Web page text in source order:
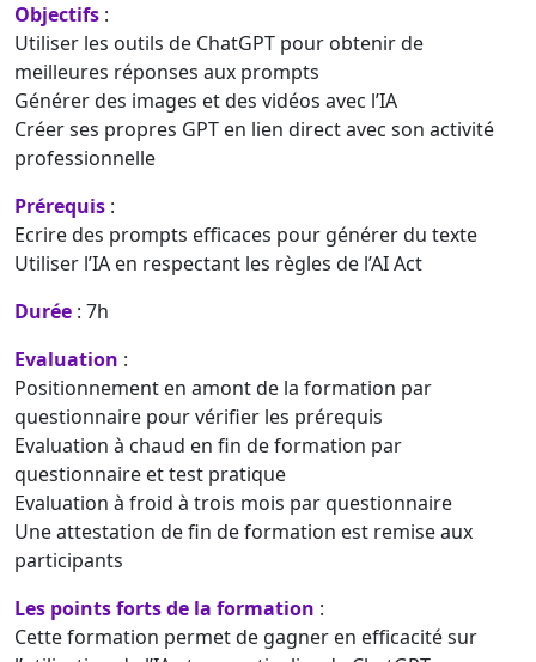
Objectifs :
Utiliser les outils de ChatGPT pour obtenir de
meilleures réponses aux prompts
Générer des images et des vidéos avec l’IA
Créer ses propres GPT en lien direct avec son activité
professionnelle
Prérequis :
Ecrire des prompts efficaces pour générer du texte
Utiliser l’IA en respectant les règles de l’AI Act
Durée : 7h
Evaluation :
Positionnement en amont de la formation par
questionnaire pour vérifier les prérequis
Evaluation à chaud en fin de formation par
questionnaire et test pratique
Evaluation à froid à trois mois par questionnaire
Une attestation de fin de formation est remise aux
participants
Les points forts de la formation :
Cette formation permet de gagner en efficacité sur